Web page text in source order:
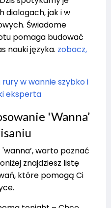
dialogach, jak i w
Świadome
pomaga budować
nauki języka. zobacz,
rury w wannie szybko i
eksperta
'Wanna’
warto poznać
znajdziesz listę
które pomogą Ci